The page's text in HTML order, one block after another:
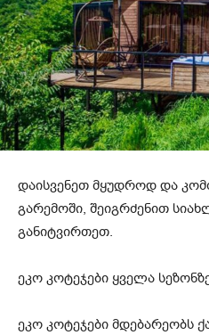
დაისვენეთ მყუდროდ და
გარემოში, შეიგრძენით
განიტვირთეთ.
ეკო კოტეჯები ყველა
ეკო კოტეჯები მდებარეობს